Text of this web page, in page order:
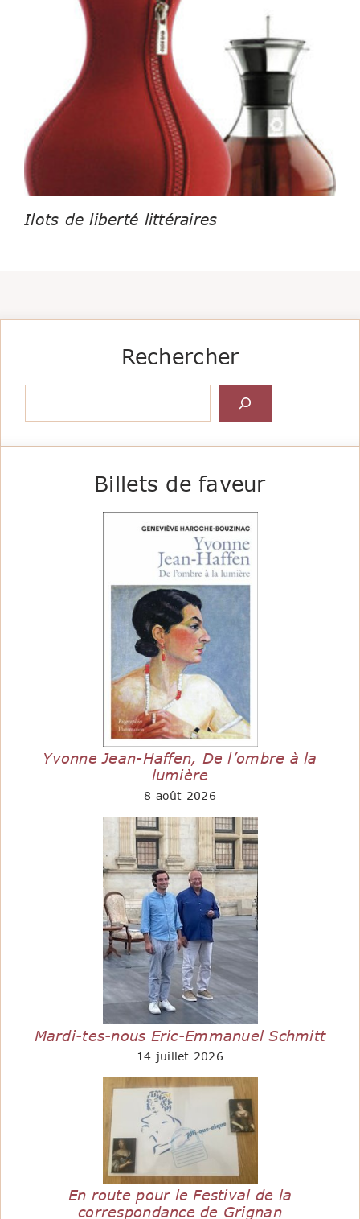
Ilots de liberté littéraires
Rechercher
Billets de faveur
Yvonne Jean-Haffen, De l’ombre à la
lumière
8 août 2026
Mardi-tes-nous Eric-Emmanuel Schmitt
14 juillet 2026
En route pour le Festival de la
correspondance de Grignan